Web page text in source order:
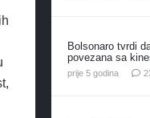
Bolsonaro tvrdi
povezana sa
prije 5 godina